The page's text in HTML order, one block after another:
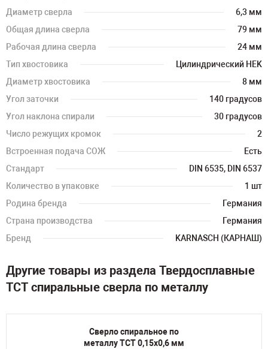
Диаметр сверла
6,3 мм
Общая длина сверла
79 мм
Рабочая длина сверла
24 мм
Тип хвостовика
Цилиндрический HEK
Диаметр хвостовика
8 мм
Угол заточки
140 градусов
Угол наклона спирали
30 градусов
Число режущих кромок
2
Встроенная подача СОЖ
Есть
Стандарт
DIN 6535, DIN 6537
Количество в упаковке
1 шт
Родина бренда
Германия
Страна производства
Германия
Бренд
KARNASCH (КАРНАШ)
Другие товары из раздела Твердосплавные
TCT спиральные сверла по металлу
Сверло спиральное по
металлу TCT 0,15х0,6 мм